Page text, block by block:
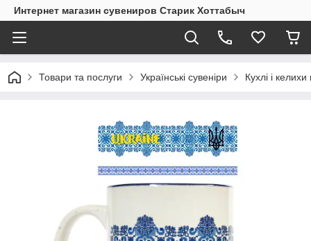
Интернет магазин сувениров Старик Хоттабыч
Товари та послуги Українські сувеніри Кухлі і